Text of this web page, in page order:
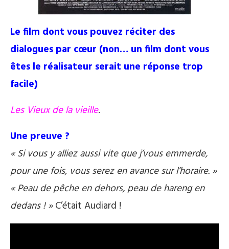
Le film dont vous pouvez réciter des
dialogues par cœur (non… un film dont vous
êtes le réalisateur serait une réponse trop
facile)
Les Vieux de la vieille.
Une preuve ?
« Si vous y alliez aussi vite que j’vous emmerde,
pour une fois, vous serez en avance sur l’horaire. »
« Peau de pêche en dehors, peau de hareng en
dedans ! »C’était Audiard !